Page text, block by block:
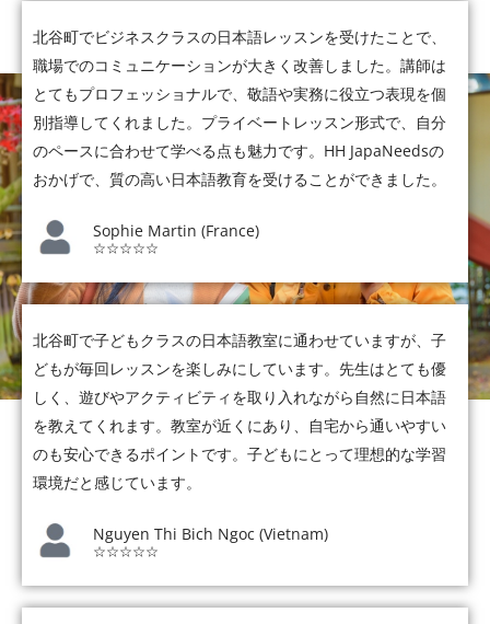
北谷町でビジネスクラスの日本語レッスンを受けたことで、
職場でのコミュニケーションが大きく改善しました。講師は
とてもプロフェッショナルで、敬語や実務に役立つ表現を個
別指導してくれました。プライベートレッスン形式で、自分
のペースに合わせて学べる点も魅力です。HH JapaNeedsの
おかげで、質の高い日本語教育を受けることができました。
Sophie Martin (France)
☆☆☆☆☆
北谷町で子どもクラスの日本語教室に通わせていますが、子
どもが毎回レッスンを楽しみにしています。先生はとても優
しく、遊びやアクティビティを取り入れながら自然に日本語
を教えてくれます。教室が近くにあり、自宅から通いやすい
のも安心できるポイントです。子どもにとって理想的な学習
環境だと感じています。
Nguyen Thi Bich Ngoc (Vietnam)
☆☆☆☆☆